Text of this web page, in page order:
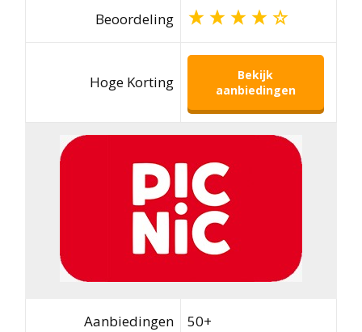
Beoordeling
Hoge Korting
Bekijk
aanbiedingen
Aanbiedingen 50+